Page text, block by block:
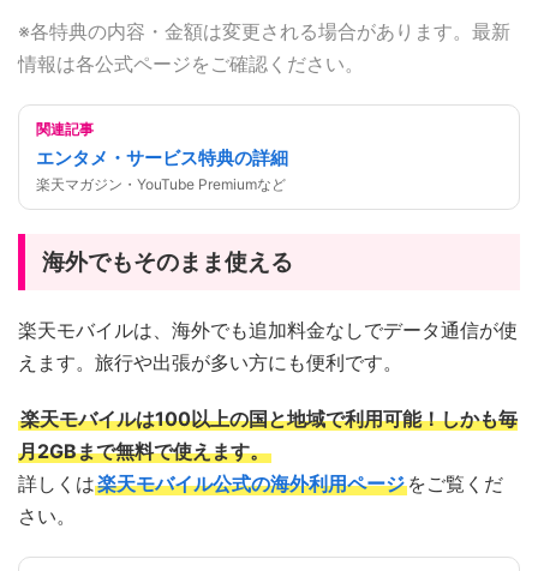
※各特典の内容・金額は変更される場合があります。最新
情報は各公式ページをご確認ください。
関連記事
エンタメ・サービス特典の詳細
楽天マガジン・YouTube Premiumなど
海外でもそのまま使える
楽天モバイルは、海外でも追加料金なしでデータ通信が使
えます。旅行や出張が多い方にも便利です。
楽天モバイルは100以上の国と地域で利用可能！しかも毎
月2GBまで無料で使えます。
詳しくは楽天モバイル公式の海外利用ページ をご覧くだ
さい。